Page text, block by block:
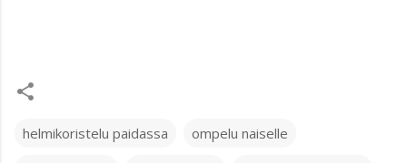
helmikoristelu paidassa
ompelu naiselle